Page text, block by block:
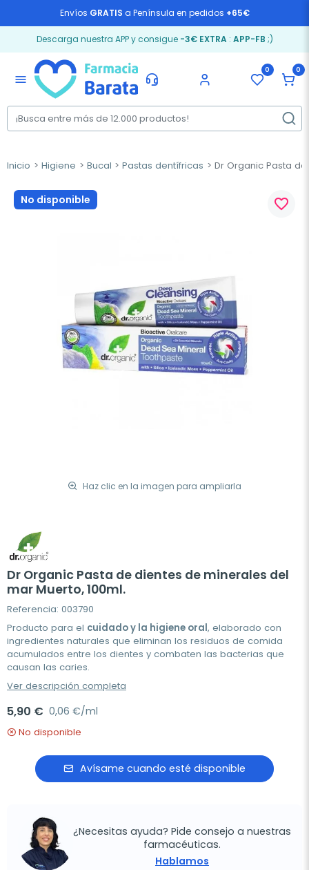
Envíos GRATIS a Península en pedidos +65€
Descarga nuestra APP y consigue -3€ EXTRA: APP-FB ;)
menu
0 0
Inicio Higiene Bucal Pastas dentífricas Dr Organic Pasta
No disponible
Haz clic en la imagen para ampliarla
favorite_border
Dr Organic Pasta de dientes de minerales del
mar Muerto, 100ml.
Referencia: 003790
Producto para el cuidado y la higiene oral, elaborado con
ingredientes naturales que eliminan los residuos de comida
acumulados entre los dientes y combaten las bacterias que
causan las caries.
Ver descripción completa
5,90 € 0,06 €/ml
No disponible
Avísame cuando esté disponible
¿Necesitas ayuda? Pide consejo a nuestras
farmacéuticas.
Hablamos